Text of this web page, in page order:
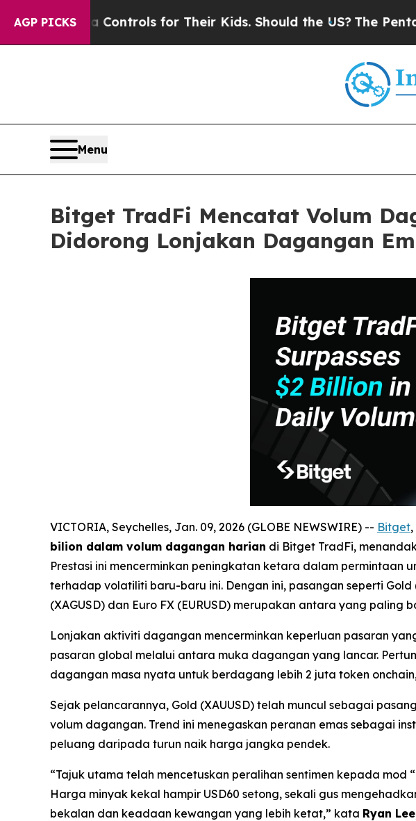
AGP PICKS
Controls for Their Kids. Should the US?The Pentagon Is
Menu
Bitget TradFi Mencatat Volum
Didorong Lonjakan Dagangan
VICTORIA, Seychelles, Jan. 09, 2026 (GLOBE NEWSWIRE) -- Bitget
bilion dalam volum dagangan harian di Bitget TradFi,
Prestasi ini mencerminkan peningkatan ketara dalam
terhadap volatiliti baru-baru ini. Dengan ini, pasangan seperti Gold
(XAGUSD) dan Euro FX (EURUSD) merupakan antara yang
Lonjakan aktiviti dagangan mencerminkan keperluan pasaran
pasaran global melalui antara muka dagangan yang lancar.
dagangan masa nyata untuk berdagang lebih 2 juta token
Sejak pelancarannya, Gold (XAUUSD) telah muncul sebagai
volum dagangan. Trend ini menegaskan peranan emas sebagai
peluang daripada turun naik harga jangka pendek.
“Tajuk utama telah mencetuskan peralihan sentimen kepada
Harga minyak kekal hampir USD60 setong, sekali gus
bekalan dan keadaan kewangan yang lebih ketat,” kata Ryan